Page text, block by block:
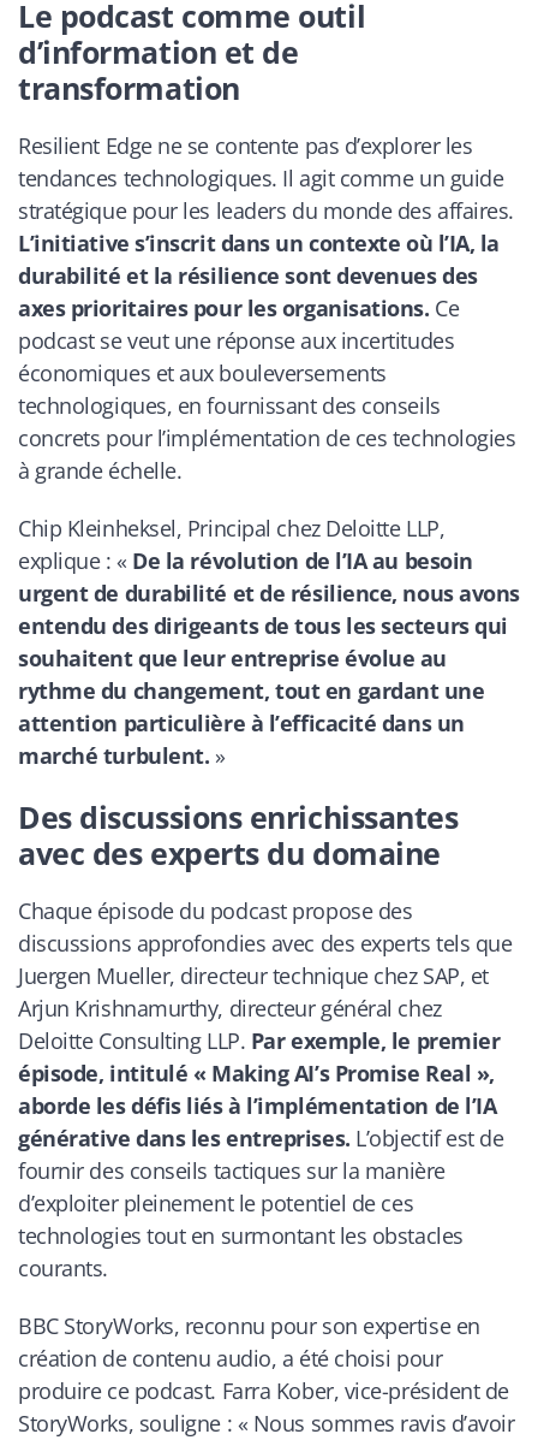
Le podcast comme outil
d’information et de
transformation
Resilient Edge ne se contente pas d’explorer les
tendances technologiques. Il agit comme un guide
stratégique pour les leaders du monde des affaires.
L’initiative s’inscrit dans un contexte où l’IA, la
durabilité et la résilience sont devenues des
axes prioritaires pour les organisations. Ce
podcast se veut une réponse aux incertitudes
économiques et aux bouleversements
technologiques, en fournissant des conseils
concrets pour l’implémentation de ces technologies
à grande échelle.
Chip Kleinheksel, Principal chez Deloitte LLP,
explique : « De la révolution de l’IA au besoin
urgent de durabilité et de résilience, nous avons
entendu des dirigeants de tous les secteurs qui
souhaitent que leur entreprise évolue au
rythme du changement, tout en gardant une
attention particulière à l’efficacité dans un
marché turbulent. »
Des discussions enrichissantes
avec des experts du domaine
Chaque épisode du podcast propose des
discussions approfondies avec des experts tels que
Juergen Mueller, directeur technique chez SAP, et
Arjun Krishnamurthy, directeur général chez
Deloitte Consulting LLP. Par exemple, le premier
épisode, intitulé « Making AI’s Promise Real »,
aborde les défis liés à l’implémentation de l’IA
générative dans les entreprises. L’objectif est de
fournir des conseils tactiques sur la manière
d’exploiter pleinement le potentiel de ces
technologies tout en surmontant les obstacles
courants.
BBC StoryWorks, reconnu pour son expertise en
création de contenu audio, a été choisi pour
produire ce podcast. Farra Kober, vice-président de
StoryWorks, souligne : « Nous sommes ravis d’avoir